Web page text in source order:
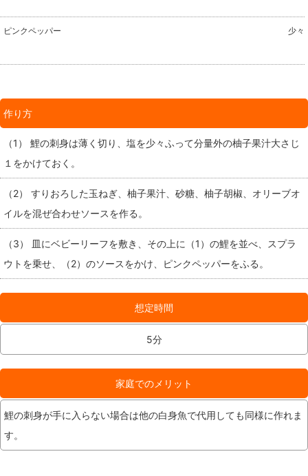
ピンクペッパー 少々
作り方
（1） 鯉の刺身は薄く切り、塩を少々ふって分量外の柚子果汁大さじ
１をかけておく。
（2） すりおろした玉ねぎ、柚子果汁、砂糖、柚子胡椒、オリーブオ
イルを混ぜ合わせソースを作る。
（3） 皿にベビーリーフを敷き、その上に（1）の鯉を並べ、スプラ
ウトを乗せ、（2）のソースをかけ、ピンクペッパーをふる。
想定時間
5分
家庭でのメリット
鯉の刺身が手に入らない場合は他の白身魚で代用しても同様に作れま
す。